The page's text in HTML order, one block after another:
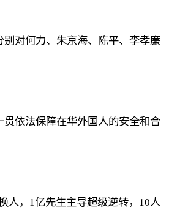
别对何力、朱京海、陈平、李孝廉
贯依法保障在华外国人的安全和合
人，1亿先生主导超级逆转，10人